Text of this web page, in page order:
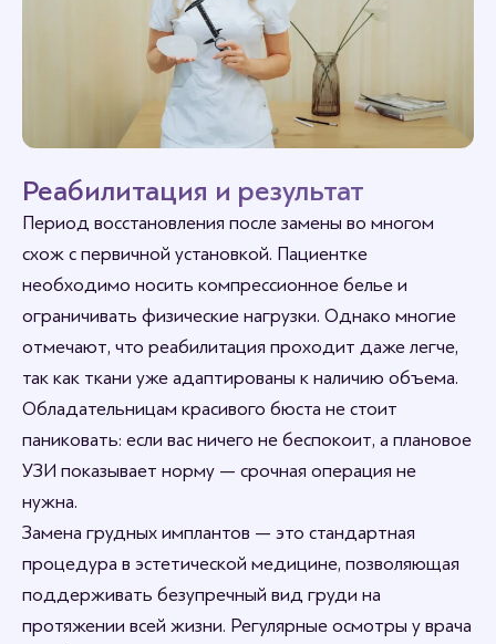
Реабилитация и результат
Период восстановления после замены во многом
схож с первичной установкой. Пациентке
необходимо носить компрессионное белье и
ограничивать физические нагрузки. Однако многие
отмечают, что реабилитация проходит даже легче,
так как ткани уже адаптированы к наличию объема.
Обладательницам красивого бюста не стоит
паниковать: если вас ничего не беспокоит, а плановое
УЗИ показывает норму — срочная операция не
нужна.
Замена грудных имплантов — это стандартная
процедура в эстетической медицине, позволяющая
поддерживать безупречный вид груди на
протяжении всей жизни. Регулярные осмотры у врача